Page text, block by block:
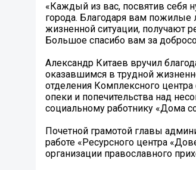
«Каждый из вас, посвятив себя
города. Благодаря вам
жизненной ситуации, получают
Большое спасибо вам за
Александр Китаев вручил
оказавшимся в трудной
отделения Комплексного
опеки и попечительства над
социальному работнику «Дома
Почетной грамотой главы
работе «Ресурсного центра
организации православного